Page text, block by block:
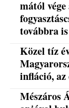
mától
továbbra
Közel tíz
infláció,
Mészáros